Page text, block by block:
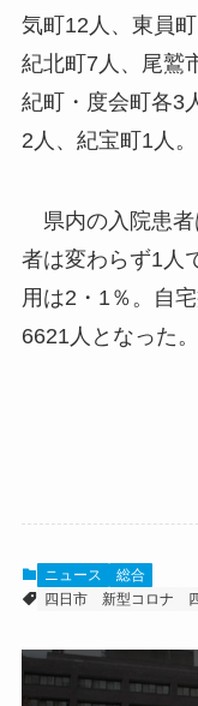
気町12人、東員
紀北町7人、尾鷲
紀町・度会町各3
2人、紀宝町1人。
県内の入院患者
者は変わらず1人
用は2・1％。自
6621人となった。
ニュース
総合
四日市
新型コロナ